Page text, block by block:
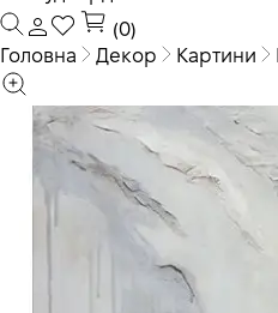
(0)
Головна
Декор Картини